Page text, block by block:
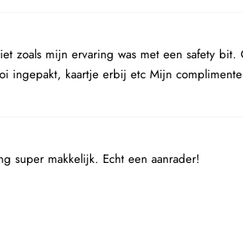
mijn ervaring was met een safety bit.
ingepakt, kaartje erbij etc Mijn
super makkelijk. Echt een aanrader!